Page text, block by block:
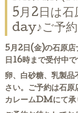
5月2日は石
day♪ご予
5月2日(金)の石原
日16時まで受付中で
卵、白砂糖、乳製品
さい。ご予約は石
カレームDMにて承